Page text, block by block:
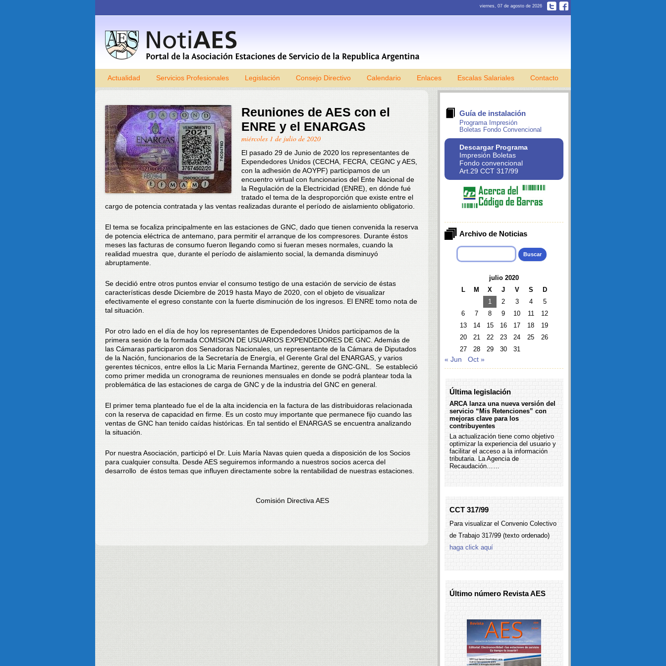
viernes, 07 de agosto de 2026
Skip to content
Actualidad Servicios Profesionales Legislación Consejo Directivo Calendario Enlaces Escalas Salariales Contacto
Reuniones de AES con el
ENRE y el ENARGAS
miércoles 1 de julio de 2020
El pasado 29 de Junio de 2020 los representantes de
Expendedores Unidos (CECHA, FECRA, CEGNC y AES,
con la adhesión de AOYPF) participamos de un
encuentro virtual con funcionarios del Ente Nacional de
la Regulación de la Electricidad (ENRE), en dónde fué
tratado el tema de la desproporción que existe entre el
cargo de potencia contratada y las ventas realizadas durante el período de aislamiento obligatorio.
El tema se focaliza principalmente en las estaciones de GNC, dado que tienen convenida la reserva
de potencia eléctrica de antemano, para permitir el arranque de los compresores. Durante éstos
meses las facturas de consumo fueron llegando como si fueran meses normales, cuando la
realidad muestra que, durante el período de aislamiento social, la demanda disminuyó
abruptamente.
Se decidió entre otros puntos enviar el consumo testigo de una estación de servicio de éstas
características desde Diciembre de 2019 hasta Mayo de 2020, con el objeto de visualizar
efectivamente el egreso constante con la fuerte disminución de los ingresos. El ENRE tomo nota de
tal situación.
Por otro lado en el día de hoy los representantes de Expendedores Unidos participamos de la
primera sesión de la formada COMISION DE USUARIOS EXPENDEDORES DE GNC. Además de
las Cámaras participaron dos Senadoras Nacionales, un representante de la Cámara de Diputados
de la Nación, funcionarios de la Secretaría de Energía, el Gerente Gral del ENARGAS, y varios
gerentes técnicos, entre ellos la Lic Maria Fernanda Martinez, gerente de GNC-GNL. Se estableció
como primer medida un cronograma de reuniones mensuales en donde se podrá plantear toda la
problemática de las estaciones de carga de GNC y de la industria del GNC en general.
El primer tema planteado fue el de la alta incidencia en la factura de las distribuidoras relacionada
con la reserva de capacidad en firme. Es un costo muy importante que permanece fijo cuando las
ventas de GNC han tenido caídas históricas. En tal sentido el ENARGAS se encuentra analizando
la situación.
Por nuestra Asociación, participó el Dr. Luis María Navas quien queda a disposición de los Socios
para cualquier consulta. Desde AES seguiremos informando a nuestros socios acerca del
desarrollo de éstos temas que influyen directamente sobre la rentabilidad de nuestras estaciones.
Comisión Directiva AES
Guía de instalación
Programa Impresión
Boletas Fondo Convencional
Descargar Programa
Impresión Boletas
Fondo convencional
Art.29 CCT 317/99
Archivo de Noticias
Buscar:
julio 2020
L
M X J V S
D
1
2 3 4
5
6
7 8 9 10 11
12
13
14 15 16 17 18
19
20
21 22 23 24 25
26
27
28 29 30 31
« Jun Oct »
Última legislación
ARCA lanza una nueva versión del
servicio “Mis Retenciones” con
mejoras clave para los
contribuyentes
La actualización tiene como objetivo
optimizar la experiencia del usuario y
facilitar el acceso a la información
tributaria. La Agencia de
Recaudación……
CCT 317/99
Para visualizar el Convenio Colectivo
de Trabajo 317/99 (texto ordenado)
haga click aquí
Último número Revista AES